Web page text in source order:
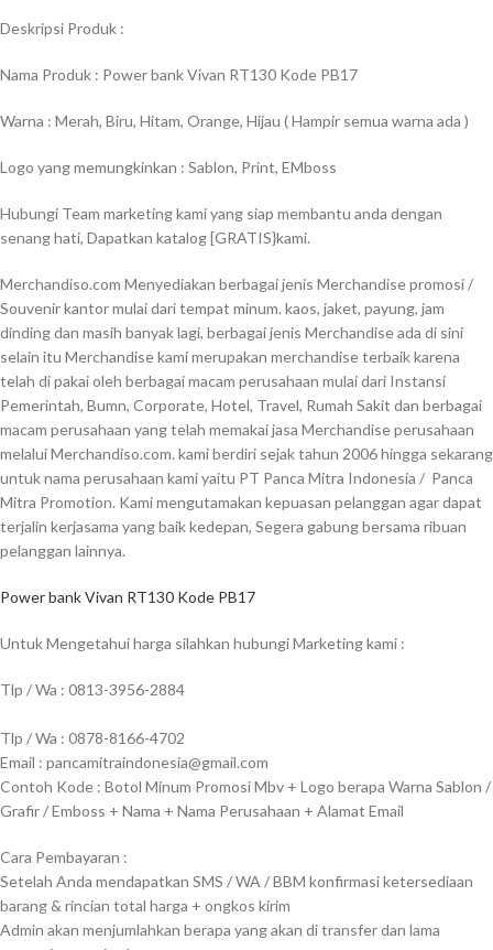
Deskripsi Produk :
Nama Produk : Power bank Vivan RT130 Kode PB17
Warna : Merah, Biru, Hitam, Orange, Hijau ( Hampir semua warna ada )
Logo yang memungkinkan : Sablon, Print, EMboss
Hubungi Team marketing kami yang siap membantu anda dengan
senang hati, Dapatkan katalog [GRATIS}kami.
Merchandiso.com Menyediakan berbagai jenis Merchandise promosi /
Souvenir kantor mulai dari tempat minum. kaos, jaket, payung, jam
dinding dan masih banyak lagi, berbagai jenis Merchandise ada di sini
selain itu Merchandise kami merupakan merchandise terbaik karena
telah di pakai oleh berbagai macam perusahaan mulai dari Instansi
Pemerintah, Bumn, Corporate, Hotel, Travel, Rumah Sakit dan berbagai
macam perusahaan yang telah memakai jasa Merchandise perusahaan
melalui Merchandiso.com. kami berdiri sejak tahun 2006 hingga sekarang
untuk nama perusahaan kami yaitu PT Panca Mitra Indonesia / Panca
Mitra Promotion. Kami mengutamakan kepuasan pelanggan agar dapat
terjalin kerjasama yang baik kedepan, Segera gabung bersama ribuan
pelanggan lainnya.
Power bank Vivan RT130 Kode PB17
Untuk Mengetahui harga silahkan hubungi Marketing kami :
Tlp / Wa : 0813-3956-2884
Tlp / Wa : 0878-8166-4702
Email : pancamitraindonesia@gmail.com
Contoh Kode : Botol Minum Promosi Mbv + Logo berapa Warna Sablon /
Grafir / Emboss + Nama + Nama Perusahaan + Alamat Email
Cara Pembayaran :
Setelah Anda mendapatkan SMS / WA / BBM konfirmasi ketersediaan
barang & rincian total harga + ongkos kirim
Admin akan menjumlahkan berapa yang akan di transfer dan lama